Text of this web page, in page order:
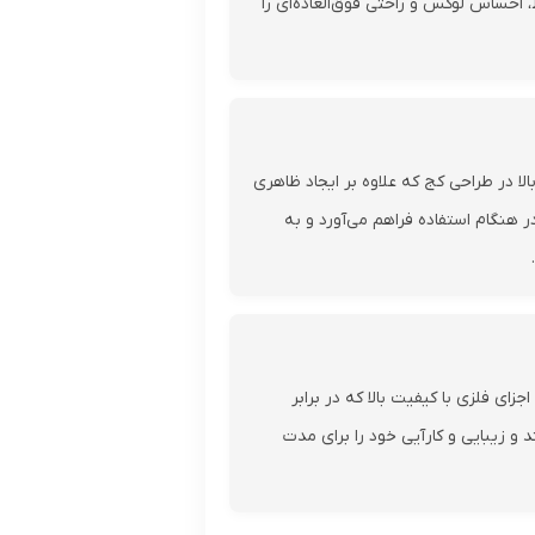
احساس لوکس و راحتی فوق‌العاده‌ای را
در طراحی کج که علاوه بر ایجاد ظاهری
هنگام استفاده فراهم می‌آورد و به
فلزی با کیفیت بالا که در برابر
زیبایی و کارآیی خود را برای مدت